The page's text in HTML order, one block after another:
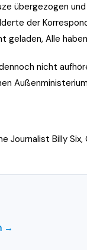
übergezogen
der
Alle
nicht
Journalist Billy Six,
→